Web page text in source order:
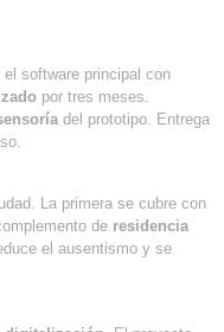
el software principal con
por tres meses.
del prototipo. Entrega
La primera se cubre con
de residencia
el ausentismo y se